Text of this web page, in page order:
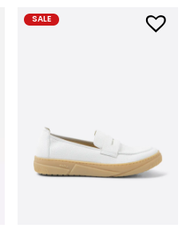
SALE